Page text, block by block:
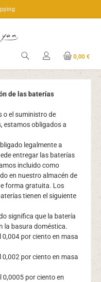
0,00 €
de las baterías
o el suministro de
estamos obligados a
legalmente a
entregar las baterías
incluido como
en nuestro almacén de
forma gratuita. Los
tienen el siguiente
significa que la batería
la basura doméstica.
por ciento en masa
por ciento en masa
0,0005 por ciento en